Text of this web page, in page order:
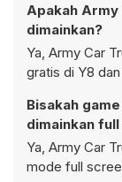
Apakah
dimainkan?
Ya, Army Car
gratis di Y8
Bisakah
dimainkan
Ya, Army Car
mode full